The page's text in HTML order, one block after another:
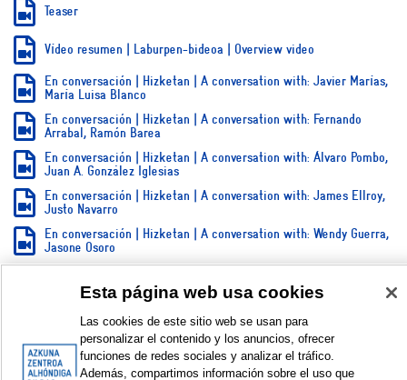
Teaser
Vídeo resumen | Laburpen-bideoa | Overview video
En conversación | Hizketan | A conversation with: Javier Marías,
María Luisa Blanco
En conversación | Hizketan | A conversation with: Fernando
Arrabal, Ramón Barea
En conversación | Hizketan | A conversation with: Álvaro Pombo,
Juan A. González Iglesias
En conversación | Hizketan | A conversation with: James Ellroy,
Justo Navarro
En conversación | Hizketan | A conversation with: Wendy Guerra,
Jasone Osoro
Edorta Jiménez, Iñaki Mendizabal
Tódorov, Iñaki Esteban
Ilargiaren alde erantzian, 2015. Harkaitz Cano, Petti, Joxan
Goikoetxea
Esta página web usa cookies
Las cookies de este sitio web se usan para
personalizar el contenido y los anuncios, ofrecer
funciones de redes sociales y analizar el tráfico.
Además, compartimos información sobre el uso que